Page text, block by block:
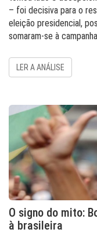
– foi decisiva para o
eleição presidencial,
somaram-se à
LER A ANÁLISE
O signo do mito:
à brasileira